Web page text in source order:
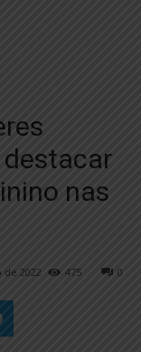
destacar
nas
2022 0
475